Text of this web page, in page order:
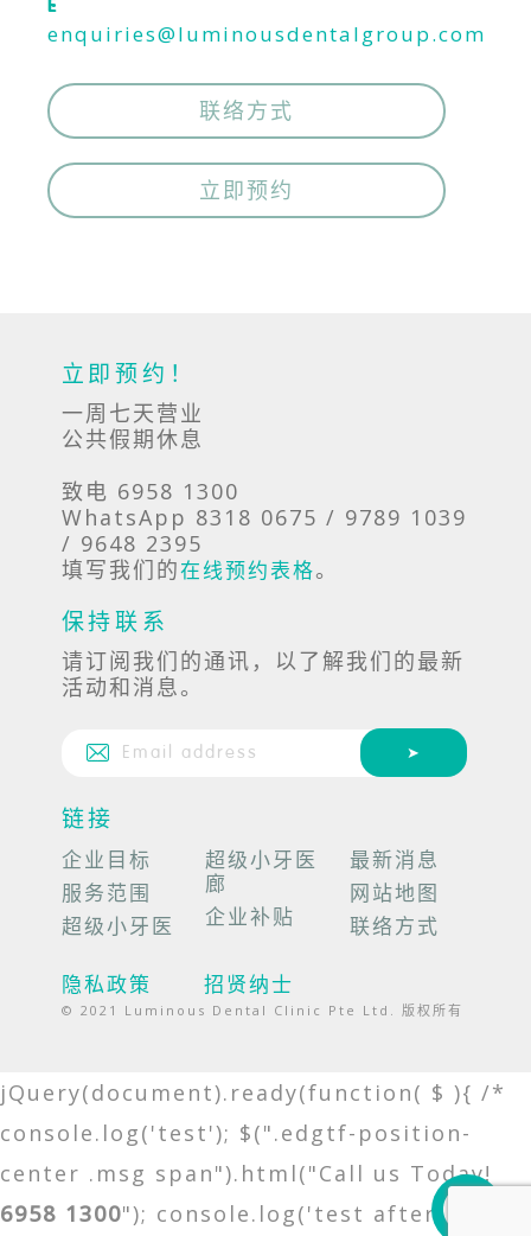
E
enquiries@luminousdentalgroup.com
联络方式
立即预约
立即预约！
一周七天营业
公共假期休息
致电 6958 1300
WhatsApp 8318 0675 / 9789 1039
/ 9648 2395
填写我们的在线预约表格。
保持联系
请订阅我们的通讯，以了解我们的最新
活动和消息。
链接
企业目标
服务范围
超级小牙医
超级小牙医
廊
企业补贴
最新消息
网站地图
联络方式
隐私政策 招贤纳士
© 2021 Luminous Dental Clinic Pte Ltd. 版权所有
jQuery(document).ready(function( $ ){ /*
console.log('test'); $(".edgtf-position-
center .msg span").html("Call us Today!
6958 1300"); console.log('test after'); */ });